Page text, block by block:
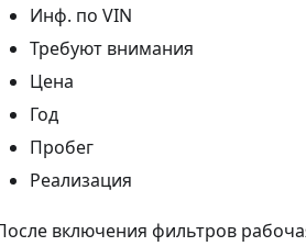
Инф. по VIN
Требуют внимания
Цена
Год
Пробег
Реализация
включения фильтров